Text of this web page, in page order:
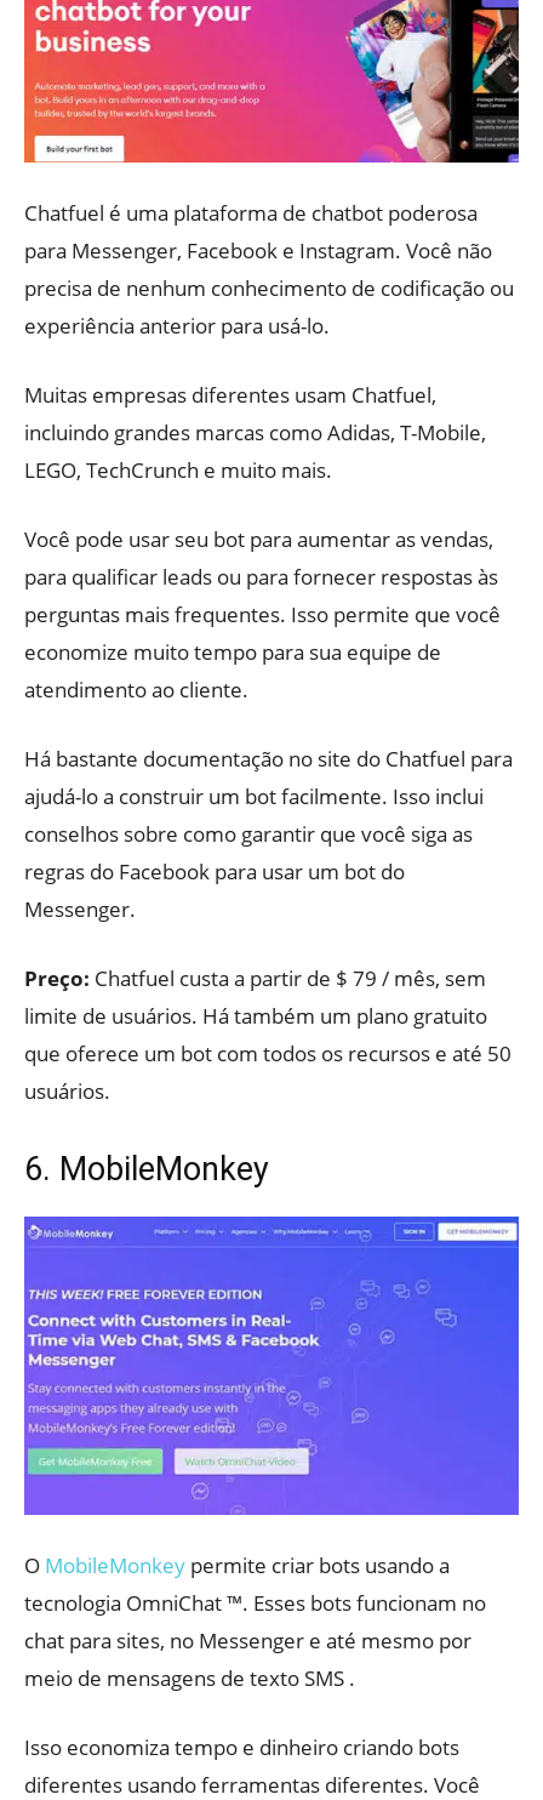
Chatfuel é uma plataforma de chatbot poderosa
para Messenger, Facebook e Instagram. Você não
precisa de nenhum conhecimento de codificação ou
experiência anterior para usá-lo.
Muitas empresas diferentes usam Chatfuel,
incluindo grandes marcas como Adidas, T-Mobile,
LEGO, TechCrunch e muito mais.
Você pode usar seu bot para aumentar as vendas,
para qualificar leads ou para fornecer respostas às
perguntas mais frequentes. Isso permite que você
economize muito tempo para sua equipe de
atendimento ao cliente.
Há bastante documentação no site do Chatfuel para
ajudá-lo a construir um bot facilmente. Isso inclui
conselhos sobre como garantir que você siga as
regras do Facebook para usar um bot do
Messenger.
Preço: Chatfuel custa a partir de $ 79 / mês, sem
limite de usuários. Há também um plano gratuito
que oferece um bot com todos os recursos e até 50
usuários.
6. MobileMonkey
O MobileMonkey permite criar bots usando a
tecnologia OmniChat ™. Esses bots funcionam no
chat para sites, no Messenger e até mesmo por
meio de mensagens de texto SMS .
Isso economiza tempo e dinheiro criando bots
diferentes usando ferramentas diferentes. Você